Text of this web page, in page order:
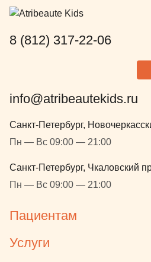
8 (812) 317-22-06
info@atribeautekids.ru
Санкт-Петербург,
Пн — Вс 09:00 — 21:00
Санкт-Петербург, Чкаловский
Пн — Вс 09:00 — 21:00
Пациентам
Услуги